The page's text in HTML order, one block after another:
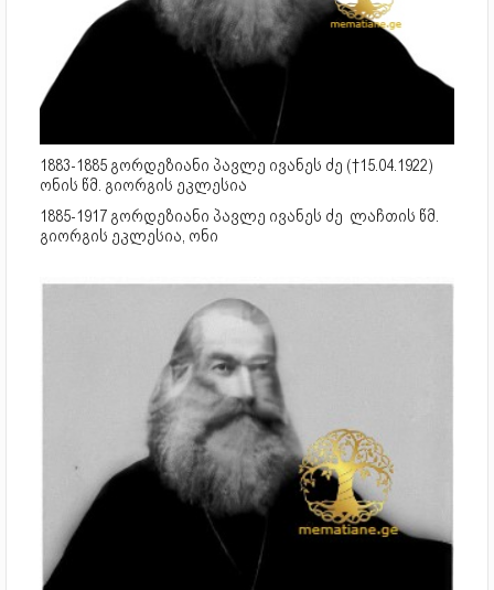
1883-1885 გორდეზიანი პავლე ივანეს ძე (†15.04.1922)
ონის წმ. გი­ორ­გის ეკ­ლე­სია
1885-1917 გორდეზიანი პავლე ივანეს ძე ლაჩ­თის წმ.
გი­ორ­გის ეკ­ლე­სია, ონი